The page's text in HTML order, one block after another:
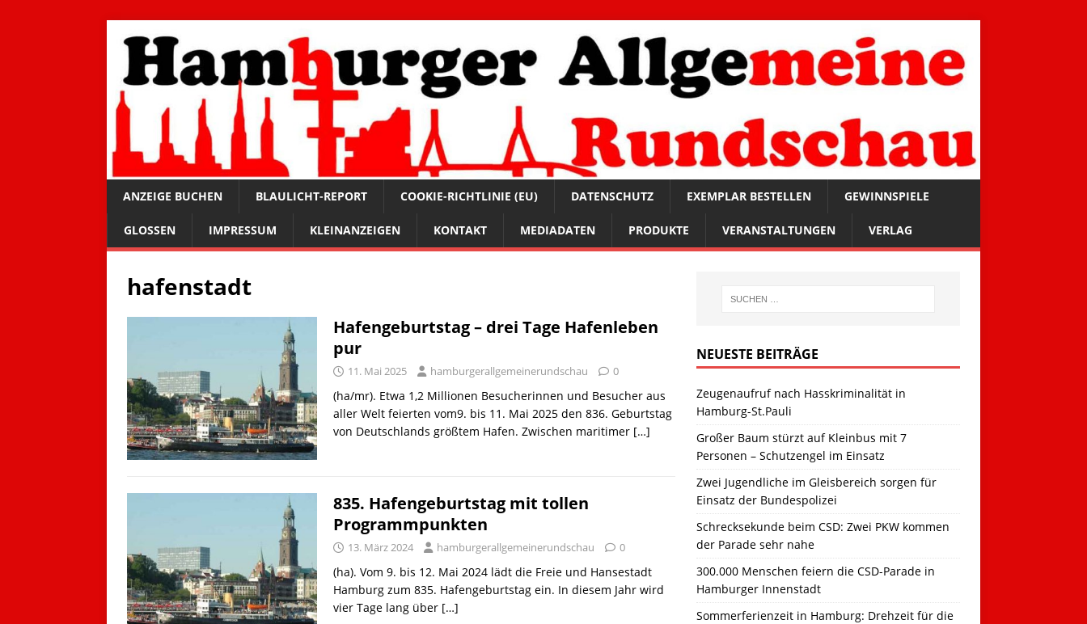
ANZEIGE BUCHEN BLAULICHT-REPORT COOKIE-RICHTLINIE (EU) DATENSCHUTZ EXEMPLAR BESTELLEN GEWINNSPIELE
GLOSSEN IMPRESSUM KLEINANZEIGEN KONTAKT MEDIADATEN PRODUKTE VERANSTALTUNGEN VERLAG
hafenstadt
Hafengeburtstag – drei Tage Hafenleben
pur
11. Mai 2025 hamburgerallgemeinerundschau 0
(ha/mr). Etwa 1,2 Millionen Besucherinnen und Besucher aus
aller Welt feierten vom9. bis 11. Mai 2025 den 836. Geburtstag
von Deutschlands größtem Hafen. Zwischen maritimer […]
835. Hafengeburtstag mit tollen
Programmpunkten
13. März 2024 hamburgerallgemeinerundschau 0
(ha). Vom 9. bis 12. Mai 2024 lädt die Freie und Hansestadt
Hamburg zum 835. Hafengeburtstag ein. In diesem Jahr wird
vier Tage lang über […]
NEUESTE BEITRÄGE
Zeugenaufruf nach Hasskriminalität in
Hamburg-St.Pauli
Großer Baum stürzt auf Kleinbus mit 7
Personen – Schutzengel im Einsatz
Zwei Jugendliche im Gleisbereich sorgen für
Einsatz der Bundespolizei
Schrecksekunde beim CSD: Zwei PKW kommen
der Parade sehr nahe
300.000 Menschen feiern die CSD-Parade in
Hamburger Innenstadt
Sommerferienzeit in Hamburg: Drehzeit für die